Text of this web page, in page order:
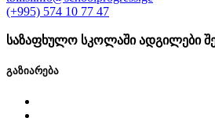
(+995) 574 10 77 47
საზაფხულო სკოლაში ადგილები
გაზიარება